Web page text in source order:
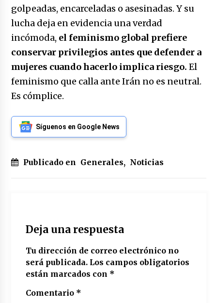
golpeadas, encarceladas o asesinadas. Y su
lucha deja en evidencia una verdad
incómoda, el feminismo global prefiere
conservar privilegios antes que defender a
mujeres cuando hacerlo implica riesgo. El
feminismo que calla ante Irán no es neutral.
Es cómplice.
Síguenos en Google News
Publicado en Generales, Noticias
Deja una respuesta
Tu dirección de correo electrónico no
será publicada. Los campos obligatorios
están marcados con *
Comentario *